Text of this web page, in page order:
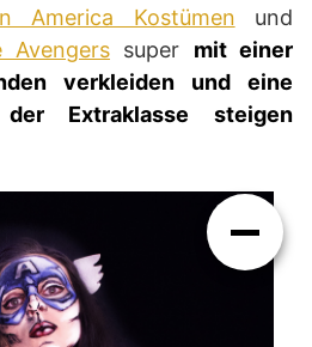
America Kostümen und
Avengers super mit einer
verkleiden und eine
der Extraklasse steigen